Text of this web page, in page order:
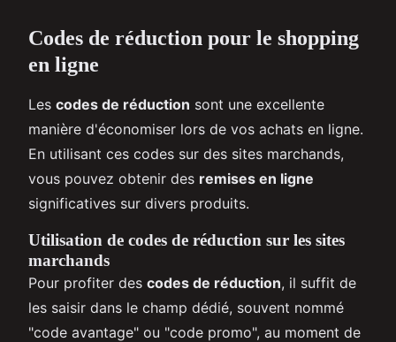
Codes de réduction pour le shopping
en ligne
Les codes de réduction sont une excellente
manière d'économiser lors de vos achats en ligne.
En utilisant ces codes sur des sites marchands,
vous pouvez obtenir des remises en ligne
significatives sur divers produits.
Utilisation de codes de réduction sur les sites
marchands
Pour profiter des codes de réduction, il suffit de
les saisir dans le champ dédié, souvent nommé
"code avantage" ou "code promo", au moment de